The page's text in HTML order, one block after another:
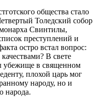
общества стало
Толедский собор
Свинтилы,
преступлений и
остро встал вопрос:
В свете
убежище в священном
плохой царь мог
народу, но и
народа.